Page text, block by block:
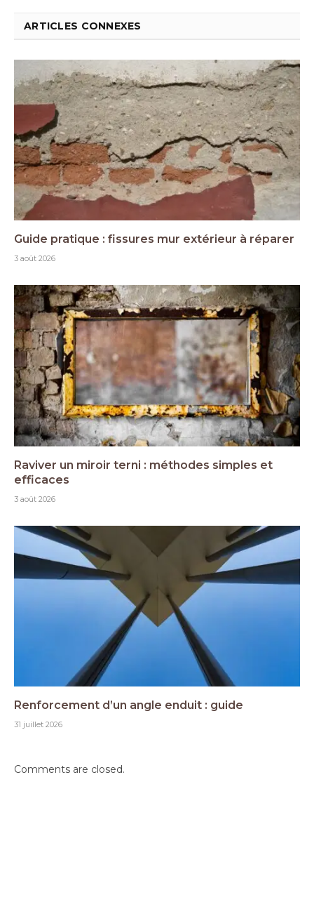
ARTICLES CONNEXES
Guide pratique : fissures mur extérieur à réparer
3 août 2026
Raviver un miroir terni : méthodes simples et
efficaces
3 août 2026
Renforcement d’un angle enduit : guide
31 juillet 2026
Comments are closed.